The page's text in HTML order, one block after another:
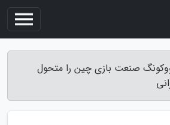
صنعت بازی چین را متحول